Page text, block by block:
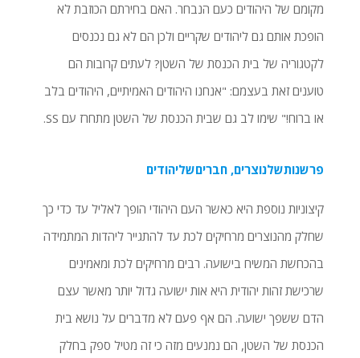
מקומם של היהודים כעם הנבחר. האם בחירתם הכוזבת לא
הופכת אותם גם ליהודים שקריים ולכן הם לא גם נכנסים
לקטגוריה של בית הכנסת של השטן? לעתים קרובות הם
טוענים זאת בעצמם: "אנחנו היהודים האמיתיים, היהודים בלב
או ברוח!" שימו לב גם שבית הכנסת של השטן מתחרז עם SS.
פרשנותשלנוצרים, חבריםשליהודים
קיצוניות נוספת היא כאשר העם היהודי הופך לאליל עד כדי כך
שחלק מהנוצרים מרחיקים לכת עד להתגייר ליהדות המתמידה
בהכחשת המשיח בישועה. רבים מרחיקים לכת ומאמינים
שרכישת זהות יהודית היא אות ישועה גדול יותר מאשר עצם
הדם ששפך ישועה. הם אף פעם לא מדברים על נושא בית
הכנסת של השטן, הם נמנעים מזה כי זה מטיל ספק בחלק